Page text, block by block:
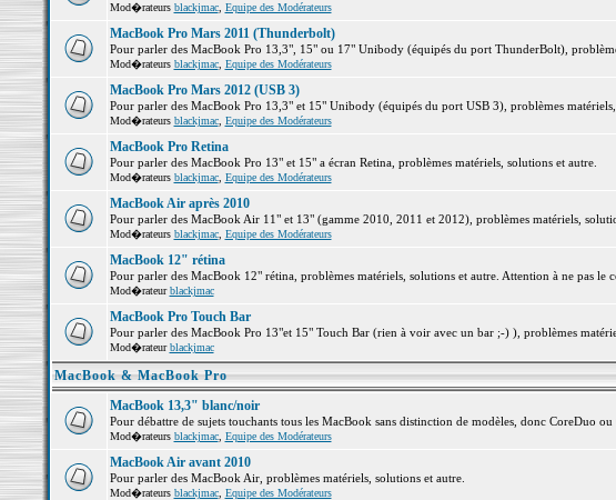
Mod�rateurs blackjmac, Equipe des Modérateurs
MacBook Pro Mars 2011 (Thunderbolt)
Pour parler des MacBook Pro 13,3", 15" ou 17" Unibody (équipés du port ThunderBolt),
Mod�rateurs blackjmac, Equipe des Modérateurs
MacBook Pro Mars 2012 (USB 3)
Pour parler des MacBook Pro 13,3" et 15" Unibody (équipés du port USB 3), problèmes matériels,
Mod�rateurs blackjmac, Equipe des Modérateurs
MacBook Pro Retina
Pour parler des MacBook Pro 13" et 15" a écran Retina, problèmes matériels, solutions et autre.
Mod�rateurs blackjmac, Equipe des Modérateurs
MacBook Air après 2010
Pour parler des MacBook Air 11" et 13" (gamme 2010, 2011 et 2012), problèmes matériels,
Mod�rateurs blackjmac, Equipe des Modérateurs
MacBook 12" rétina
Pour parler des MacBook 12" rétina, problèmes matériels, solutions et autre. Attention à ne pas
Mod�rateurblackjmac
MacBook Pro Touch Bar
Pour parler des MacBook Pro 13"et 15" Touch Bar (rien à voir avec un bar ;-) ), problèmes
Mod�rateurblackjmac
MacBook & MacBook Pro
MacBook 13,3" blanc/noir
Pour débattre de sujets touchants tous les MacBook sans distinction de modèles, donc CoreDuo
Mod�rateurs blackjmac, Equipe des Modérateurs
MacBook Air avant 2010
Pour parler des MacBook Air, problèmes matériels, solutions et autre.
Mod�rateurs blackjmac, Equipe des Modérateurs